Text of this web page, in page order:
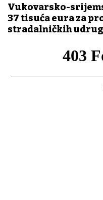
Vukovarsko-
37 tisuća eura za
stradalničkih